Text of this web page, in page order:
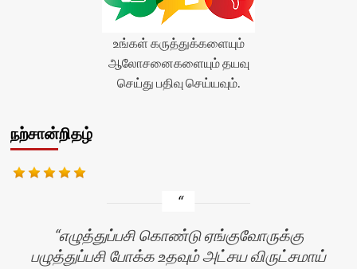
உங்கள் கருத்துக்களையும்
ஆலோசனைகளையும் தயவு
செய்து பதிவு செய்யவும்.
நற்சான்றிதழ்
எழுத்துப்பசி கொண்டு ஏங்குவோருக்கு
பழுத்துப்பசி போக்க உதவும் அட்சய விருட்சமாய்